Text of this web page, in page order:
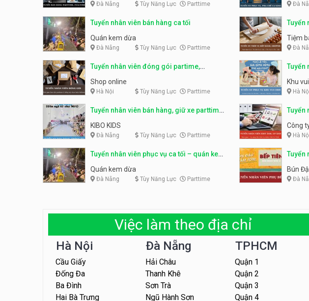
Đà Nẵng Tùy Năng Lực Parttime Đà
Tuyển nhân viên bán hàng ca tối
Quán kem dừa
Đà Nẵng Tùy Năng Lực Parttime
Tuyển
Tiệm
Đà
Tuyển nhân viên đóng gói partime,
fulltime
Shop online
Hà Nội Tùy Năng Lực Parttime
Tuyển
Khu
Hà
Tuyển nhân viên bán hàng, giữ xe parttime
– Kibo Kid
KIBO KIDS
Đà Nẵng Tùy Năng Lực Parttime
Tuyển
Công
Hà
Tuyển nhân viên phục vụ ca tối – quán kem
dừa
Quán kem dừa
Đà Nẵng Tùy Năng Lực Parttime
Tuyển
Tôm –
Bún
Đà
Việc làm theo địa chỉ
Hà Nội
Cầu Giấy
Đống Đa
Ba Đình
Hai Bà Trưng
Đà Nẵng
Hải Châu
Thanh Khê
Sơn Trà
Ngũ Hành Sơn
TPHCM
Quận 1
Quận 2
Quận 3
Quận 4